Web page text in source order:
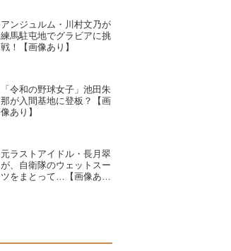
アンジュルム・川村文乃が
練馬駐屯地でグラビアに挑
戦！【画像あり】
「令和の野球女子」池田朱
那が入間基地に登板？【画
像あり】
元ラストアイドル・長月翠
が、自衛隊のウェットスー
ツをまとって…【画像あ